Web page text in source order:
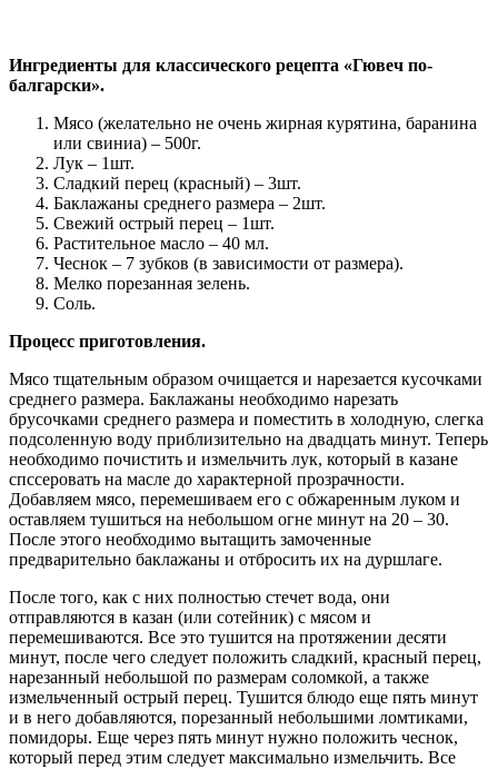
Ингредиенты для классического рецепта «Гювеч по-
балгарски».
Мясо (желательно не очень жирная курятина, баранина
или свиниа) – 500г.
Лук – 1шт.
Сладкий перец (красный) – 3шт.
Баклажаны среднего размера – 2шт.
Свежий острый перец – 1шт.
Растительное масло – 40 мл.
Чеснок – 7 зубков (в зависимости от размера).
Мелко порезанная зелень.
Соль.
Процесс приготовления.
Мясо тщательным образом очищается и нарезается кусочками
среднего размера. Баклажаны необходимо нарезать
брусочками среднего размера и поместить в холодную, слегка
подсоленную воду приблизительно на двадцать минут. Теперь
необходимо почистить и измельчить лук, который в казане
спссеровать на масле до характерной прозрачности.
Добавляем мясо, перемешиваем его с обжаренным луком и
оставляем тушиться на небольшом огне минут на 20 – 30.
После этого необходимо вытащить замоченные
предварительно баклажаны и отбросить их на дуршлаге.
После того, как с них полностью стечет вода, они
отправляются в казан (или сотейник) с мясом и
перемешиваются. Все это тушится на протяжении десяти
минут, после чего следует положить сладкий, красный перец,
нарезанный небольшой по размерам соломкой, а также
измельченный острый перец. Тушится блюдо еще пять минут
и в него добавляются, порезанный небольшими ломтиками,
помидоры. Еще через пять минут нужно положить чеснок,
который перед этим следует максимально измельчить. Все